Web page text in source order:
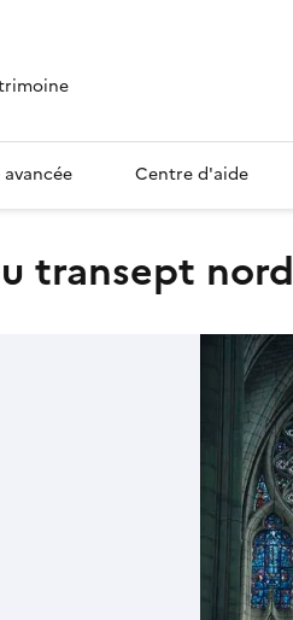
Centre d'aide
transept nord